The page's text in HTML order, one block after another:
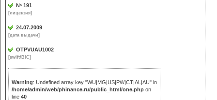
№ 191
[лицензия]
24.07.2009
[дата выдачи]
OTPVUAU1002
[swift/BIC]
Warning: Undefined array key "WU|MG|US|PW|CT|AL|AU" in
/home/admin/web/phinance.ru/public_html/one.php on
line 40